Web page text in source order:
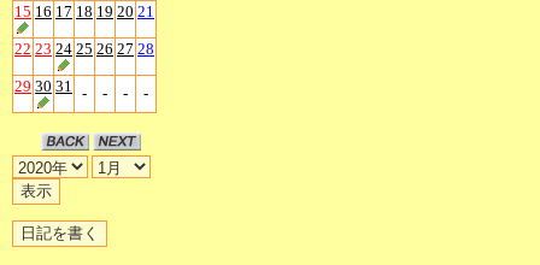
15 16 17 18 19 20 21
22 23 24 25 26 27 28
29 30 31 - - - -